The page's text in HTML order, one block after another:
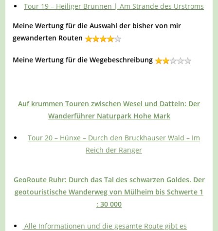
Tour 19 – Heiliger Brunnen | Am Strande des Urstroms
Meine Wertung für die Auswahl der bisher von mir
gewanderten Routen
Meine Wertung für die Wegebeschreibung
Auf krummen Touren zwischen Wesel und Datteln: Der
Wanderführer Naturpark Hohe Mark
Tour 20 – Hünxe – Durch den Bruckhauser Wald – Im
Reich der Ranger
GeoRoute Ruhr: Durch das Tal des schwarzen Goldes. Der
geotouristische Wanderweg von Mülheim bis Schwerte 1
: 30 000
Alle Informationen und die gesamte Route gibt es